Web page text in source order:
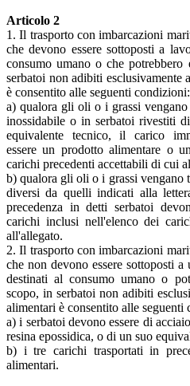
Articolo 2
1. Il trasporto con imbarcazioni
che devono essere sottoposti a
consumo umano o che
serbatoi non adibiti esclusivamente
è consentito alle seguenti condizioni:
a) qualora gli oli o i grassi
inossidabile o in serbatoi rivestiti
equivalente tecnico, il carico
essere un prodotto alimentare o
carichi precedenti accettabili di cui
b) qualora gli oli o i grassi vengano
diversi da quelli indicati alla
precedenza in detti serbatoi
carichi inclusi nell'elenco dei
all'allegato.
2. Il trasporto con imbarcazioni
che non devono essere sottoposti
destinati al consumo umano o
scopo, in serbatoi non adibiti
alimentari è consentito alle seguenti
a) i serbatoi devono essere di
resina epossidica, o di un suo
b) i tre carichi trasportati in
alimentari.